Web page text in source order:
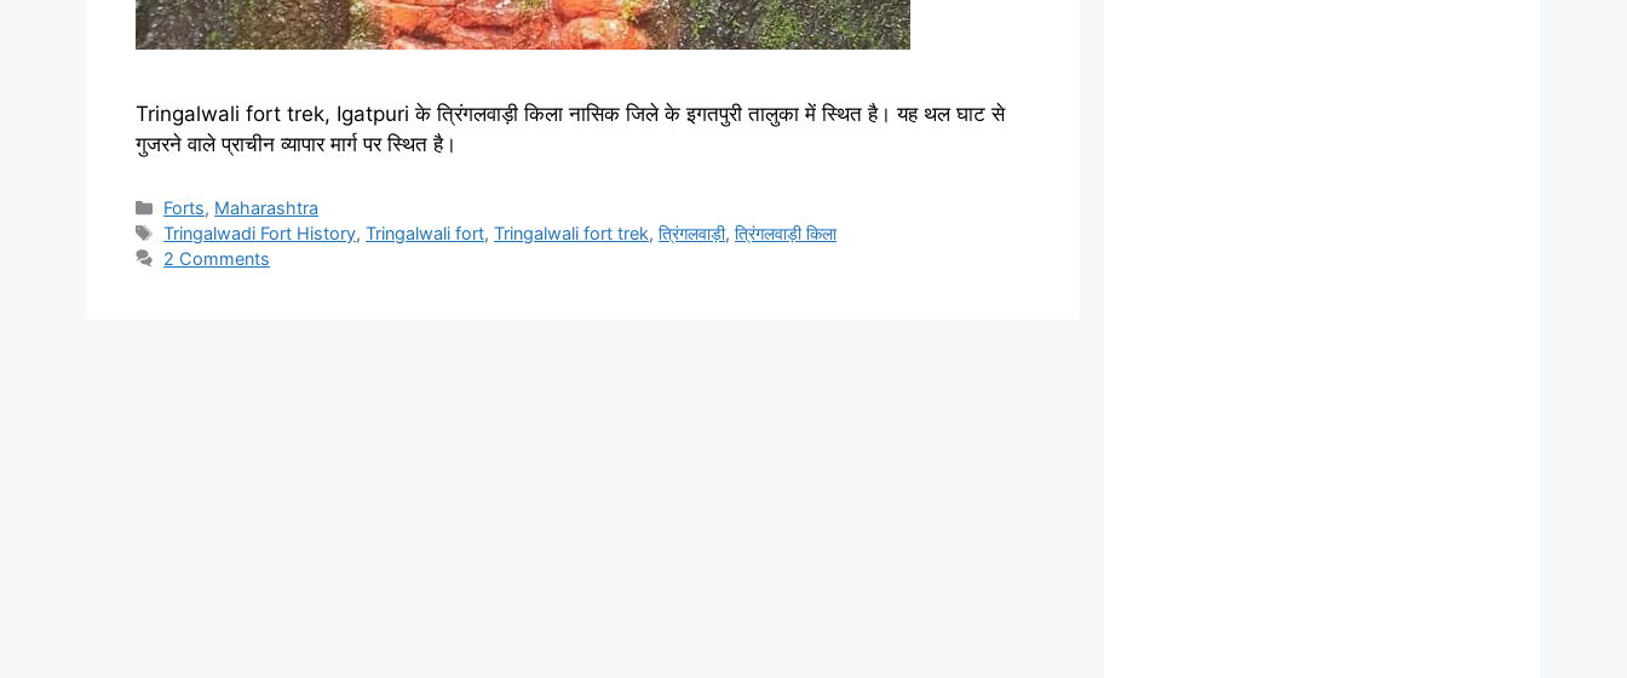
Tringalwali fort trek, Igatpuri के त्रिंगलवाड़ी किला नासिक जिले के इगतपुरी तालुका में स्थित है। यह थल घाट से
गुजरने वाले प्राचीन व्यापार मार्ग पर स्थित है।
Categories
Forts, Maharashtra
Tags
Tringalwadi Fort History,Tringalwali fort,Tringalwali fort trek,त्रिंगलवाड़ी,त्रिंगलवाड़ी किला
2 Comments